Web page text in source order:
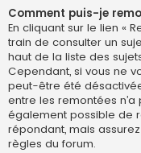
Comment puis-je
En cliquant sur le lien «
train de consulter un
haut de la liste des
Cependant, si vous ne
peut-être été
entre les remontées
également possible de
répondant, mais
règles du forum.